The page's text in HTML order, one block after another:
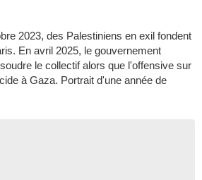
2023, des Palestiniens en exil fondent
En avril 2025, le gouvernement
le collectif alors que l'offensive sur
à Gaza. Portrait d'une année de